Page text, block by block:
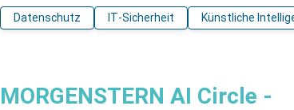
Datenschutz IT-Sicherheit Künstliche
MORGENSTERN AI Circle -